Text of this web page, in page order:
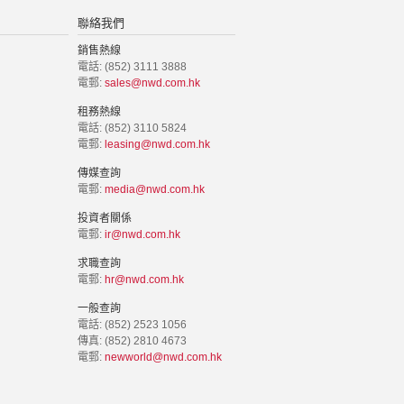
聯絡我們
銷售熱線
電話: (852) 3111 3888
電郵: sales@nwd.com.hk
租務熱線
電話: (852) 3110 5824
電郵: leasing@nwd.com.hk
傳媒查詢
電郵: media@nwd.com.hk
投資者關係
電郵: ir@nwd.com.hk
求職查詢
電郵: hr@nwd.com.hk
一般查詢
電話: (852) 2523 1056
傳真: (852) 2810 4673
電郵: newworld@nwd.com.hk